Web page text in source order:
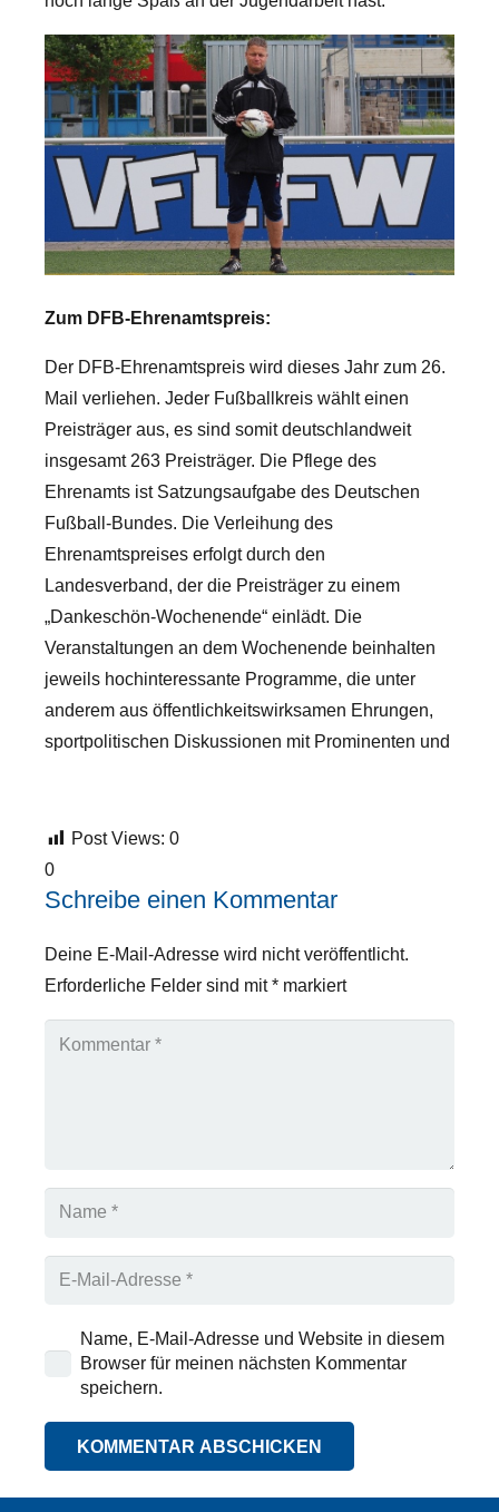
Zum DFB-Ehrenamtspreis:
Der DFB-Ehrenamtspreis wird dieses Jahr zum 26.
Mail verliehen. Jeder Fußballkreis wählt einen
Preisträger aus, es sind somit deutschlandweit
insgesamt 263 Preisträger. Die Pflege des
Ehrenamts ist Satzungsaufgabe des Deutschen
Fußball-Bundes. Die Verleihung des
Ehrenamtspreises erfolgt durch den
Landesverband, der die Preisträger zu einem
„Dankeschön-Wochenende“ einlädt. Die
Veranstaltungen an dem Wochenende beinhalten
jeweils hochinteressante Programme, die unter
anderem aus öffentlichkeitswirksamen Ehrungen,
sportpolitischen Diskussionen mit Prominenten und
Post Views: 0
0
Schreibe einen Kommentar
Deine E-Mail-Adresse wird nicht veröffentlicht.
Erforderliche Felder sind mit* markiert
Name, E-Mail-Adresse und Website in diesem
Browser für meinen nächsten Kommentar
speichern.
KOMMENTAR ABSCHICKEN